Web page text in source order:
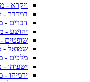
ויקרא -
במדבר -
דברים -
יהושע -
שופטים
שמואל -
מלכים -
ישעיהו
ירמיהו -